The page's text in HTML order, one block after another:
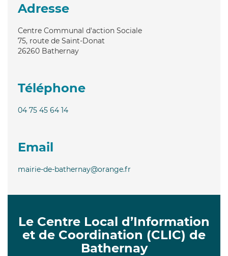
Adresse
Centre Communal d'action Sociale
75, route de Saint-Donat
26260 Bathernay
Téléphone
04 75 45 64 14
Email
mairie-de-bathernay@orange.fr
Le Centre Local d’Information
et de Coordination (CLIC) de
Bathernay